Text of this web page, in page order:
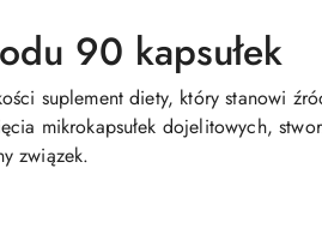
90 kapsułek
suplement diety, który stanowi
mikrokapsułek dojelitowych,
związek.